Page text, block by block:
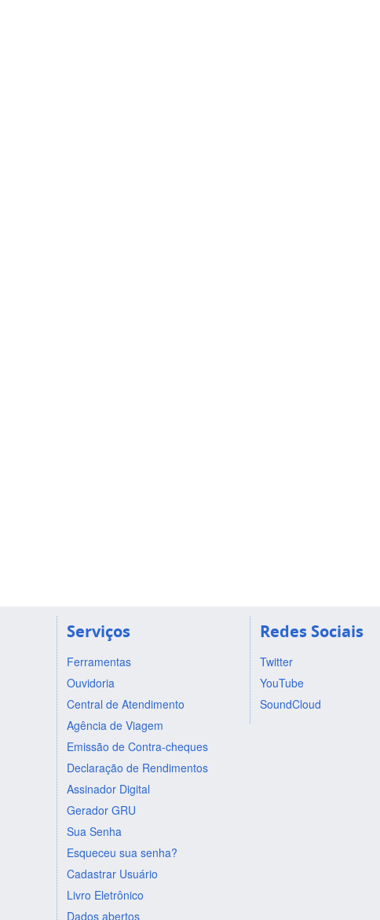
Serviços
Ferramentas
Ouvidoria
Central de Atendimento
Agência de Viagem
Emissão de Contra-cheques
Declaração de Rendimentos
Assinador Digital
Gerador GRU
Sua Senha
Esqueceu sua senha?
Cadastrar Usuário
Livro Eletrônico
Dados abertos
Redes Sociais
Twitter
YouTube
SoundCloud